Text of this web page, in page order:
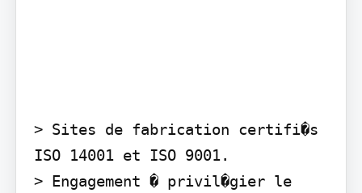
> Sites de fabrication certifi�s
ISO 14001 et ISO 9001.
> Engagement � privil�gier le